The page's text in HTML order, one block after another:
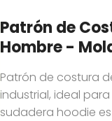
Patrón de
Hombre -
Patrón de costura
industrial, ideal
sudadera hoodie